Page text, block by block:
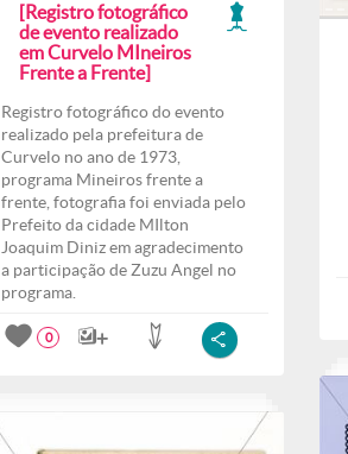
[Registro fotográfico
de evento realizado
em Curvelo MIneiros
Frente a Frente]
Registro fotográfico do evento
realizado pela prefeitura de
Curvelo no ano de 1973,
programa Mineiros frente a
frente, fotografia foi enviada pelo
Prefeito da cidade MIlton
Joaquim Diniz em agradecimento
a participação de Zuzu Angel no
programa.
0